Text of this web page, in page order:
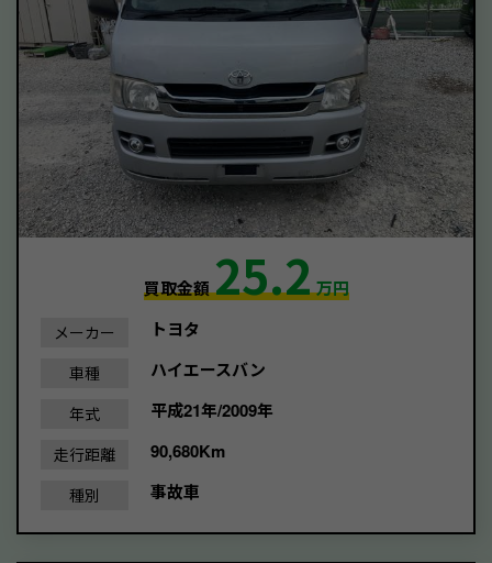
買取金額25.2万円
メーカー トヨタ
車種 ハイエースバン
年式 平成21年/2009年
走行距離 90,680Km
種別 事故車